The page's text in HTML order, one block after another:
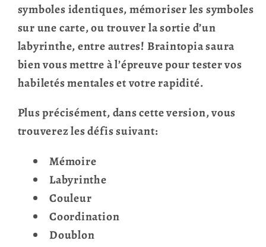
symboles identiques, mémoriser les symboles
sur une carte, ou trouver la sortie d’un
labyrinthe, entre autres! Braintopia saura
bien vous mettre à l’épreuve pour tester vos
habiletés mentales et votre rapidité.
Plus précisément, dans cette version, vous
trouverez les défis suivant:
Mémoire
Labyrinthe
Couleur
Coordination
Doublon